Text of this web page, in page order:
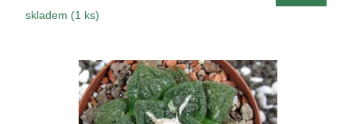
skladem (1 ks)